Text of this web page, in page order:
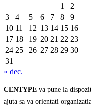
1
2
3
4 5 6 7 8
9
10 11 12 13 14 15 16
17 18 19 20 21 22 23
24 25 26 27 28 29 30
31
« dec.
CENTYPE va pune la
ajuta sa va orientati